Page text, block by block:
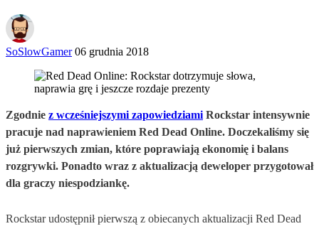
SoSlowGamer 06 grudnia 2018
Zgodnie z wcześniejszymi zapowiedziami Rockstar intensywnie
pracuje nad naprawieniem Red Dead Online. Doczekaliśmy się
już pierwszych zmian, które poprawiają ekonomię i balans
rozgrywki. Ponadto wraz z aktualizacją deweloper przygotował
dla graczy niespodziankę.
Rockstar udostępnił pierwszą z obiecanych aktualizacji Red Dead